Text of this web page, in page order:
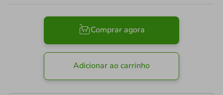
Comprar agora
Adicionar ao carrinho